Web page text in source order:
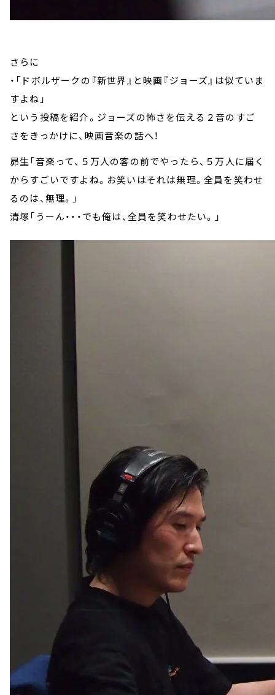
さらに
・「ドボルザークの『新世界』と映画『ジョーズ』は似ていま
すよね」
という投稿を紹介。ジョーズの怖さを伝える２音のすご
さをきっかけに、映画音楽の話へ！
昴生「音楽って、５万人の客の前でやったら、５万人に届く
からすごいですよね。お笑いはそれは無理。全員を笑わせ
るのは、無理。」
清塚「うーん・・・でも俺は、全員を笑わせたい。」